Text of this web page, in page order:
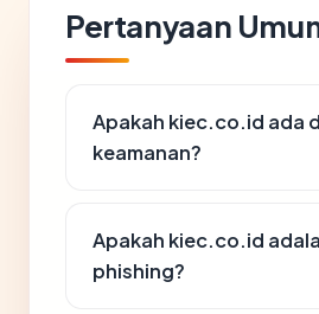
Pertanyaan
Apakah kiec.co.id ada
keamanan?
Apakah kiec.co.id
phishing?